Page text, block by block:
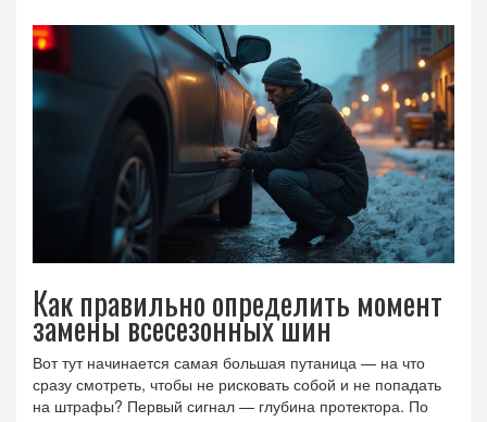
Как правильно определить момент
замены всесезонных шин
Вот тут начинается самая большая путаница — на что
сразу смотреть, чтобы не рисковать собой и не попадать
на штрафы? Первый сигнал — глубина протектора. По